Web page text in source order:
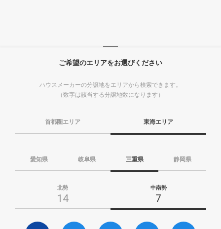
ご希望のエリアをお選びください
ハウスメーカーの分譲地をエリアから検索できます。
（数字は該当する分譲地数になります）
首都圏エリア 東海エリア
愛知県 岐阜県 三重県 静岡県
北勢
14
中南勢
7